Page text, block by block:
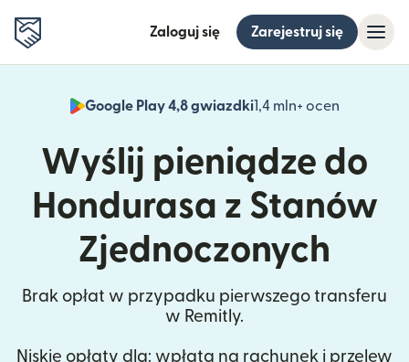
Zaloguj się Zarejestruj się
Google Play 4,8 gwiazdki1,4 mln+ ocen
(otwiera
Wyślij pieniądze do
Hondurasa z Stanów
Zjednoczonych
Brak opłat w przypadku pierwszego transferu
w Remitly.
Niskie opłaty dla: wpłata na rachunek i przelew